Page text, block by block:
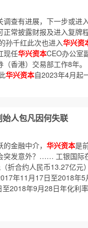
查有进展，下一步或进
正常披露财报及进入复
孙千红此次也进入华兴资
现任华兴资本CEO办公室
（香港）交易部工作8年。
华兴资本自2023年4月
始人包凡因何失联
金融中介， 华兴资本是
突发意外？…… 工银国际
折合约人民币13.27亿元
年11月17日至2018年5
2018年9月28日年化利